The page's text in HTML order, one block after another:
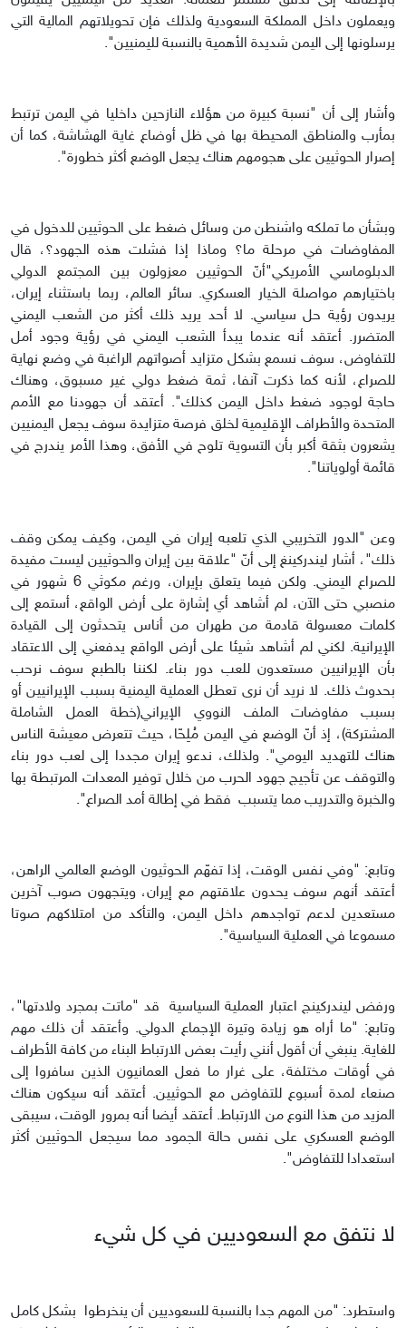
ويعملون داخل المملكة السعودية ولذلك فإن تحويلاتهم المالية التي
يرسلونها إلى اليمن شديدة الأهمية بالنسبة لليمنيين".
وأشار إلى أن "نسبة كبيرة من هؤلاء النازحين داخليا في اليمن ترتبط
بمأرب والمناطق المحيطة بها في ظل أوضاع غاية الهشاشة، كما أن
إصرار الحوثيين على هجومهم هناك يجعل الوضع أكثر خطورة".
وبشأن ما تملكه واشنطن من وسائل ضغط على الحوثيين للدخول في
المفاوضات في مرحلة ما؟ وماذا إذا فشلت هذه الجهود؟، قال
الدبلوماسي الأمريكي"أنّ الحوثيين معزولون بين المجتمع الدولي
باختيارهم مواصلة الخيار العسكري. سائر العالم، ربما باستثناء إيران،
يريدون رؤية حل سياسي. لا أحد يريد ذلك أكثر من الشعب اليمني
المتضرر. أعتقد أنه عندما يبدأ الشعب اليمني في رؤية وجود أمل
للتفاوض، سوف نسمع بشكل متزايد أصواتهم الراغبة في وضع نهاية
للصراع، لأنه كما ذكرت آنفا، ثمة ضغط دولي غير مسبوق، وهناك
حاجة لوجود ضغط داخل اليمن كذلك". أعتقد أن جهودنا مع الأمم
المتحدة والأطراف الإقليمية لخلق فرصة متزايدة سوف يجعل اليمنيين
يشعرون بثقة أكبر بأن التسوية تلوح في الأفق، وهذا الأمر يندرج في
قائمة أولوياتنا".
وعن "الدور التخريبي الذي تلعبه إيران في اليمن، وكيف يمكن وقف
ذلك"، أشار ليندركينغ إلى أنّ "علاقة بين إيران والحوثيين ليست مفيدة
للصراع اليمني. ولكن فيما يتعلق بإيران، ورغم مكوثي 6 شهور في
منصبي حتى الآن، لم أشاهد أي إشارة على أرض الواقع، أستمع إلى
كلمات معسولة قادمة من طهران من أناس يتحدثون إلى القيادة
الإيرانية. لكني لم أشاهد شيئا على أرض الواقع يدفعني إلى الاعتقاد
بأن الإيرانيين مستعدون للعب دور بناء. لكننا بالطبع سوف نرحب
بحدوث ذلك. لا نريد أن نرى تعطل العملية اليمنية بسبب الإيرانيين أو
بسبب مفاوضات الملف النووي الإيراني(خطة العمل الشاملة
المشتركة)، إذ أنّ الوضع في اليمن مُلِحّا، حيث تتعرض معيشة الناس
هناك للتهديد اليومي". ولذلك، ندعو إيران مجددا إلى لعب دور بناء
والتوقف عن تأجيج جهود الحرب من خلال توفير المعدات المرتبطة بها
والخبرة والتدريب مما يتسبب فقط في إطالة أمد الصراع".
وتابع: "وفي نفس الوقت، إذا تفهّم الحوثيون الوضع العالمي الراهن،
أعتقد أنهم سوف يحدون علاقتهم مع إيران، ويتجهون صوب آخرين
مستعدين لدعم تواجدهم داخل اليمن، والتأكد من امتلاكهم صوتا
مسموعا في العملية السياسية".
ورفض ليندركينج اعتبار العملية السياسية قد "ماتت بمجرد ولادتها"،
وتابع: "ما أراه هو زيادة وتيرة الإجماع الدولي. وأعتقد أن ذلك مهم
للغاية. ينبغي أن أقول أنني رأيت بعض الارتباط البناء من كافة الأطراف
في أوقات مختلفة، على غرار ما فعل العمانيون الذين سافروا إلى
صنعاء لمدة أسبوع للتفاوض مع الحوثيين. أعتقد أنه سيكون هناك
المزيد من هذا النوع من الارتباط. أعتقد أيضا أنه بمرور الوقت، سيبقى
الوضع العسكري على نفس حالة الجمود مما سيجعل الحوثيين أكثر
استعدادا للتفاوض".
لا نتفق مع السعوديين في كل شيء
واستطرد: "من المهم جدا بالنسبة للسعوديين أن ينخرطوا بشكل كامل